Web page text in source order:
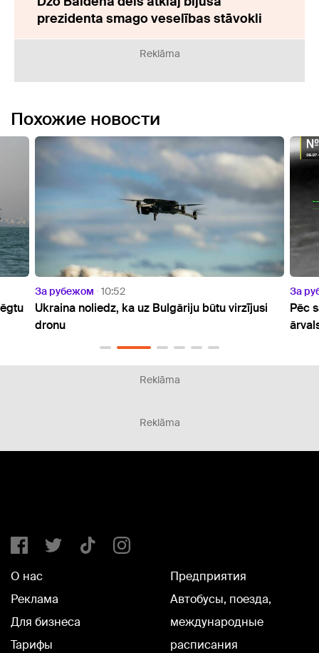
prezidenta smago veselības stāvokli
Reklāma
Похожие новости
За рубежом 10:52
Ukraina noliedz, ka uz Bulgāriju būtu virzījusi
dronu
За
Pēc
Reklāma
Reklāma
О нас
Реклама
Для бизнеса
Тарифы
Предприятия
Автобусы, поезда,
международные
расписания